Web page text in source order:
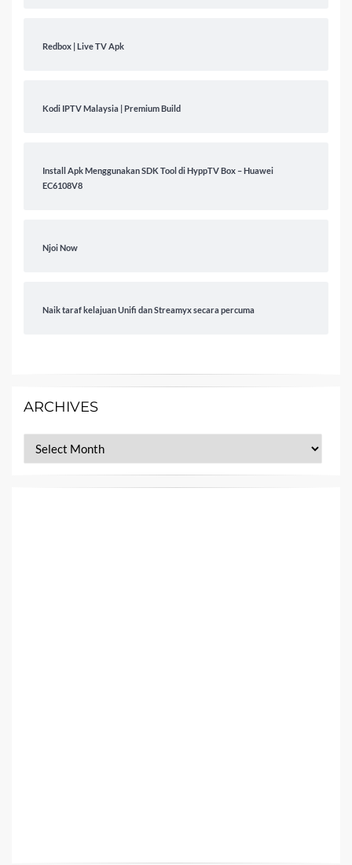
Redbox | Live TV Apk
Kodi IPTV Malaysia | Premium Build
Install Apk Menggunakan SDK Tool di HyppTV Box – Huawei
EC6108V8
Njoi Now
Naik taraf kelajuan Unifi dan Streamyx secara percuma
ARCHIVES
Archives